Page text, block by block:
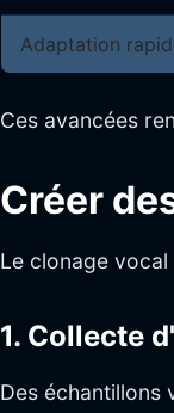
Adaptation
Ces avancées
Créer
Le clonage
1. Collecte
Des échantillons